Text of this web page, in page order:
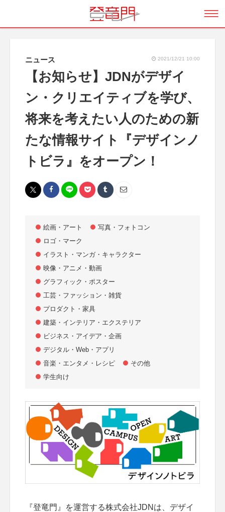
ニュース 2021/12/21 10:00
【お知らせ】JDNがデザイ
ン・クリエイティブを学び、
将来を考えたい人のための新
たな情報サイト『デザインノ
トビラ』をオープン！
絵画・アート
写真・フォトコン
ロゴ・マーク
イラスト・マンガ・キャラクター
映像・アニメ・動画
グラフィック・ポスター
工芸・ファッション・雑貨
プロダクト・家具
建築・インテリア・エクステリア
ビジネス・アイデア・企画
デジタル・Web・アプリ
音楽・エンタメ・レシピ
その他
学生向け
『登竜門』を運営する株式会社JDNは、デザイ